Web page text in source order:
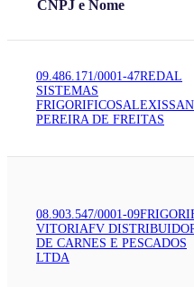
CNPJ e Nome
09.486.171/0001-47REDAL
SISTEMAS
FRIGORIFICOS
PEREIRA DE FREITAS
08.903.547/0001-09
VITORIAFV
DE CARNES E PESCADOS
LTDA